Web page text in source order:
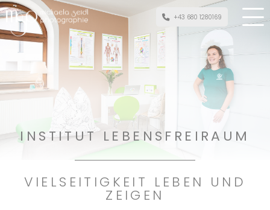
+43 680 1280169
INSTITUT LEBENSFREIRAUM
VIELSEITIGKEIT LEBEN UND
ZEIGEN